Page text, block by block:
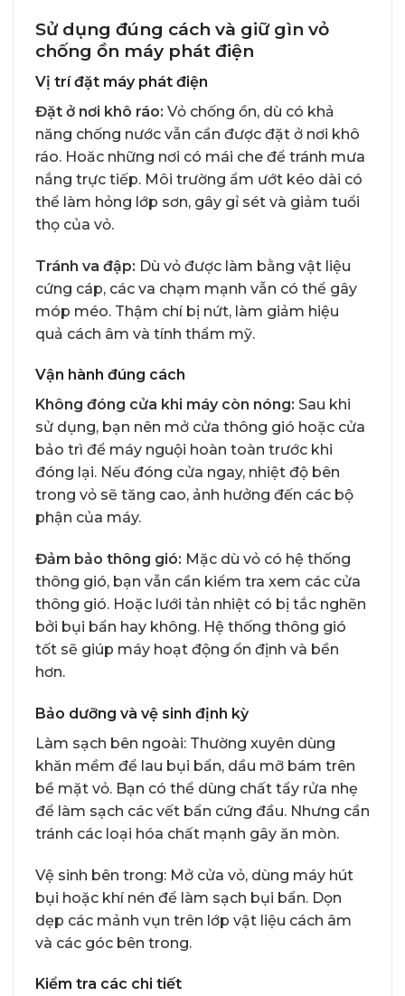
Sử dụng đúng cách và giữ gìn vỏ
chống ồn máy phát điện
Vị trí đặt máy phát điện
Đặt ở nơi khô ráo: Vỏ chống ồn, dù có khả
năng chống nước vẫn cần được đặt ở nơi khô
ráo. Hoăc những nơi có mái che để tránh mưa
nắng trực tiếp. Môi trường ẩm ướt kéo dài có
thể làm hỏng lớp sơn, gây gỉ sét và giảm tuổi
thọ của vỏ.
Tránh va đập: Dù vỏ được làm bằng vật liệu
cứng cáp, các va chạm mạnh vẫn có thể gây
móp méo. Thậm chí bị nứt, làm giảm hiệu
quả cách âm và tính thẩm mỹ.
Vận hành đúng cách
Không đóng cửa khi máy còn nóng: Sau khi
sử dụng, bạn nên mở cửa thông gió hoặc cửa
bảo trì để máy nguội hoàn toàn trước khi
đóng lại. Nếu đóng cửa ngay, nhiệt độ bên
trong vỏ sẽ tăng cao, ảnh hưởng đến các bộ
phận của máy.
Đảm bảo thông gió: Mặc dù vỏ có hệ thống
thông gió, bạn vẫn cần kiểm tra xem các cửa
thông gió. Hoặc lưới tản nhiệt có bị tắc nghẽn
bởi bụi bẩn hay không. Hệ thống thông gió
tốt sẽ giúp máy hoạt động ổn định và bền
hơn.
Bảo dưỡng và vệ sinh định kỳ
Làm sạch bên ngoài: Thường xuyên dùng
khăn mềm để lau bụi bẩn, dầu mỡ bám trên
bề mặt vỏ. Bạn có thể dùng chất tẩy rửa nhẹ
để làm sạch các vết bẩn cứng đầu. Nhưng cần
tránh các loại hóa chất mạnh gây ăn mòn.
Vệ sinh bên trong: Mở cửa vỏ, dùng máy hút
bụi hoặc khí nén để làm sạch bụi bẩn. Dọn
dẹp các mảnh vụn trên lớp vật liệu cách âm
và các góc bên trong.
Kiểm tra các chi tiết